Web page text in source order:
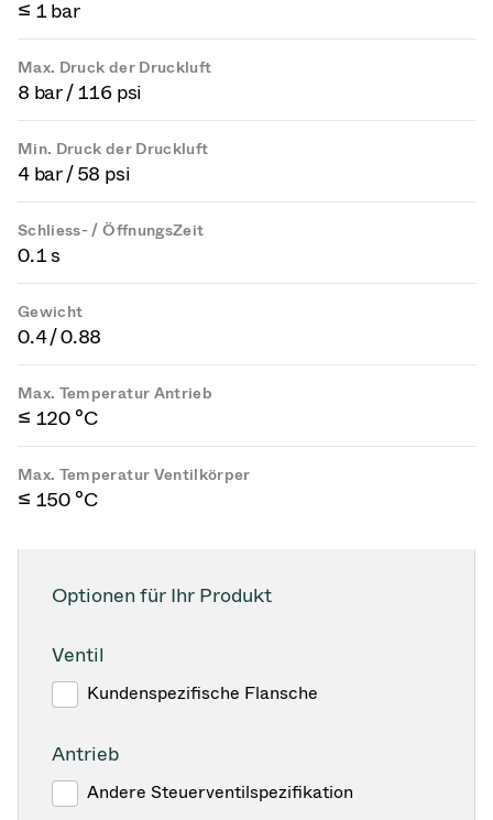
≤ 1 bar
Max. Druck der Druckluft
8 bar / 116 psi
Min. Druck der Druckluft
4 bar / 58 psi
Schliess- / ÖffnungsZeit
0.1 s
Gewicht
0.4 / 0.88
Max. Temperatur Antrieb
≤ 120 °C
Max. Temperatur Ventilkörper
≤ 150 °C
Optionen für Ihr Produkt
Ventil
Kundenspezifische Flansche
Antrieb
Andere Steuerventilspezifikation